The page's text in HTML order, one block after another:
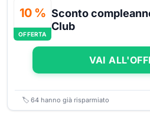
10 %
OFFERTA
Sconto
Club
VAI
🏷️ 64 hanno già risparmiato